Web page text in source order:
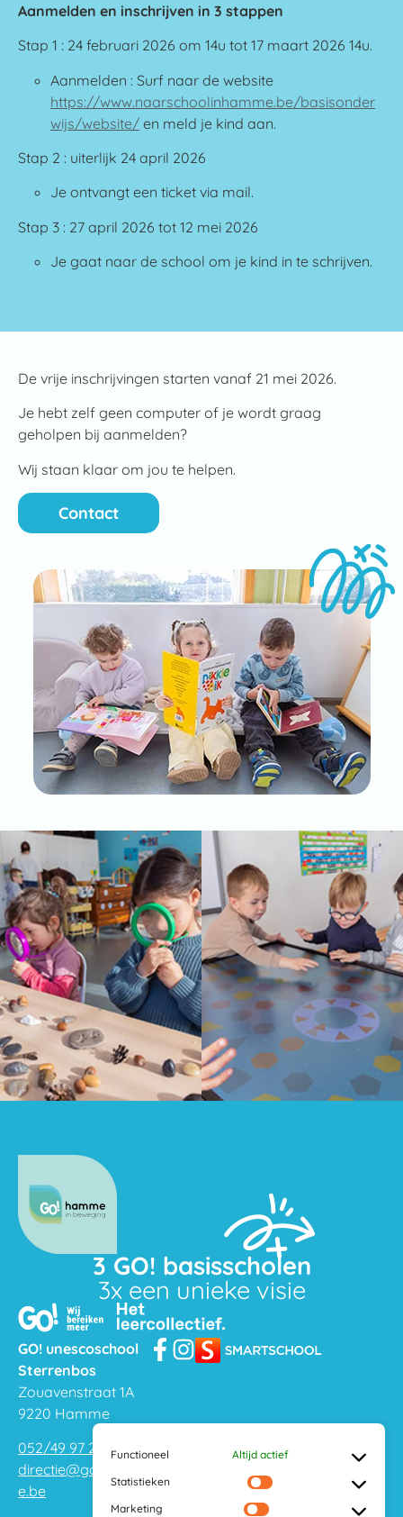
Functioneel
Altijd actief
Statistieken
Marketing
Aanmelden en inschrijven in 3 stappen
Stap 1 : 24 februari 2026 om 14u tot 17 maart 2026 14u.
Aanmelden : Surf naar de website
https://www.naarschoolinhamme.be/basisonder
wijs/website/ en meld je kind aan.
Stap 2 : uiterlijk 24 april 2026
Je ontvangt een ticket via mail.
Stap 3 : 27 april 2026 tot 12 mei 2026
Je gaat naar de school om je kind in te schrijven.
De vrije inschrijvingen starten vanaf 21 mei 2026.
Je hebt zelf geen computer of je wordt graag
geholpen bij aanmelden?
Wij staan klaar om jou te helpen.
Contact
3 GO! basisscholen
3x een unieke visie
GO! unescoschool
Sterrenbos
Zouavenstraat 1A
9220 Hamme
052/49 97 20
directie@gohamm
e.be